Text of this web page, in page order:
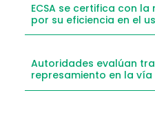
ECSA se certifica con la
por su eficiencia en el
Autoridades evalúan
represamiento en la vía